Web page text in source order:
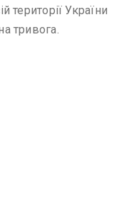
території України
тривога.